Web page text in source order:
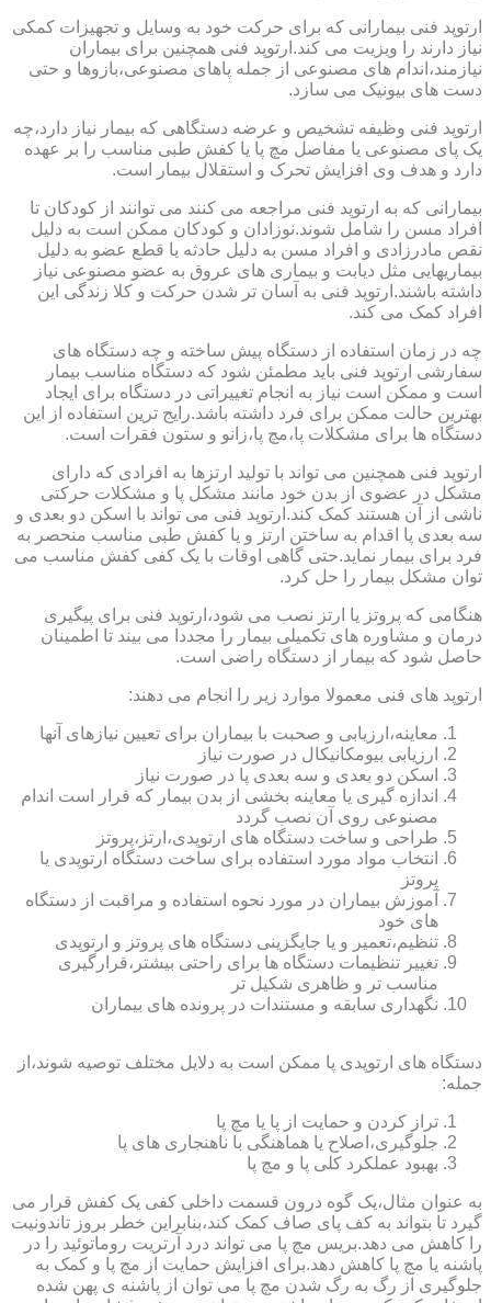
ارتوپد فنی بیمارانی که برای حرکت خود به وسایل و تجهیزات کمکی
نیاز دارند را ویزیت می کند.ارتوپد فنی همچنین برای بیماران
نیازمند،اندام های مصنوعی از جمله پاهای مصنوعی،بازوها و حتی
دست های بیونیک می سازد.
ارتوپد فنی وظیفه تشخیص و عرضه دستگاهی که بیمار نیاز دارد،چه
یک پای مصنوعی یا مفاصل مچ پا یا کفش طبی مناسب را بر عهده
دارد و هدف وی افزایش تحرک و استقلال بیمار است.
بیمارانی که به ارتوپد فنی مراجعه می کنند می توانند از کودکان تا
افراد مسن را شامل شوند.نوزادان و کودکان ممکن است به دلیل
نقص مادرزادی و افراد مسن به دلیل حادثه یا قطع عضو به دلیل
بیماریهایی مثل دیابت و بیماری های عروق به عضو مصنوعی نیاز
داشته باشند.ارتوپد فنی به آسان تر شدن حرکت و کلا زندگی این
افراد کمک می کند.
چه در زمان استفاده از دستگاه پیش ساخته و چه دستگاه های
سفارشی ارتوپد فنی باید مطمئن شود که دستگاه مناسب بیمار
است و ممکن است نیاز به انجام تغییراتی در دستگاه برای ایجاد
بهترین حالت ممکن برای فرد داشته باشد.رایج ترین استفاده از این
دستگاه ها برای مشکلات پا،مچ پا،زانو و ستون فقرات است.
ارتوپد فنی همچنین می تواند با تولید ارتزها به افرادی که دارای
مشکل در عضوی از بدن خود مانند مشکل پا و مشکلات حرکتی
ناشی از آن هستند کمک کند.ارتوپد فنی می تواند با اسکن دو بعدی و
سه بعدی پا اقدام به ساختن ارتز و یا کفش طبی مناسب منحصر به
فرد برای بیمار نماید.حتی گاهی اوقات با یک کفی کفش مناسب می
توان مشکل بیمار را حل کرد.
هنگامی که پروتز یا ارتز نصب می شود،ارتوپد فنی برای پیگیری
درمان و مشاوره های تکمیلی بیمار را مجددا می بیند تا اطمینان
حاصل شود که بیمار از دستگاه راضی است.
ارتوپد های فنی معمولا موارد زیر را انجام می دهند:
معاینه،ارزیابی و صحبت با بیماران برای تعیین نیازهای آنها
ارزیابی بیومکانیکال در صورت نیاز
اسکن دو بعدی و سه بعدی پا در صورت نیاز
اندازه گیری یا معاینه بخشی از بدن بیمار که قرار است اندام
مصنوعی روی آن نصب گردد
طراحی و ساخت دستگاه های ارتوپدی،ارتز،پروتز
انتخاب مواد مورد استفاده برای ساخت دستگاه ارتوپدی یا
پروتز
آموزش بیماران در مورد نحوه استفاده و مراقبت از دستگاه
های خود
تنظیم،تعمیر و یا جایگزینی دستگاه های پروتز و ارتوپدی
تغییر تنظیمات دستگاه ها برای راحتی بیشتر،قرارگیری
مناسب تر و ظاهری شکیل تر
نگهداری سابقه و مستندات در پرونده های بیماران
دستگاه های ارتوپدی پا ممکن است به دلایل مختلف توصیه شوند،از
جمله:
تراز کردن و حمایت از پا یا مچ پا
جلوگیری،اصلاح یا هماهنگی با ناهنجاری های پا
بهبود عملکرد کلی پا و مچ پا
به عنوان مثال،یک گوه درون قسمت داخلی کفی یک کفش قرار می
گیرد تا بتواند به کف پای صاف کمک کند،بنابراین خطر بروز تاندونیت
را کاهش می دهد.بریس مچ پا می تواند درد آرتریت روماتوئید را در
پاشنه یا مچ پا کاهش دهد.برای افزایش حمایت از مچ پا و کمک به
جلوگیری از رگ به رگ شدن مچ پا می توان از پاشنه ی پهن شده